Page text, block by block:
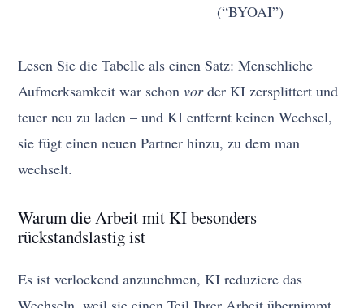
(“BYOAI”)
Lesen Sie die Tabelle als einen Satz: Menschliche
Aufmerksamkeit war schonvorder KI zersplittert und
teuer neu zu laden – und KI entfernt keinen Wechsel,
sie fügt einen neuen Partner hinzu, zu dem man
wechselt.
Warum die Arbeit mit KI besonders
rückstandslastig ist
Es ist verlockend anzunehmen, KI reduziere das